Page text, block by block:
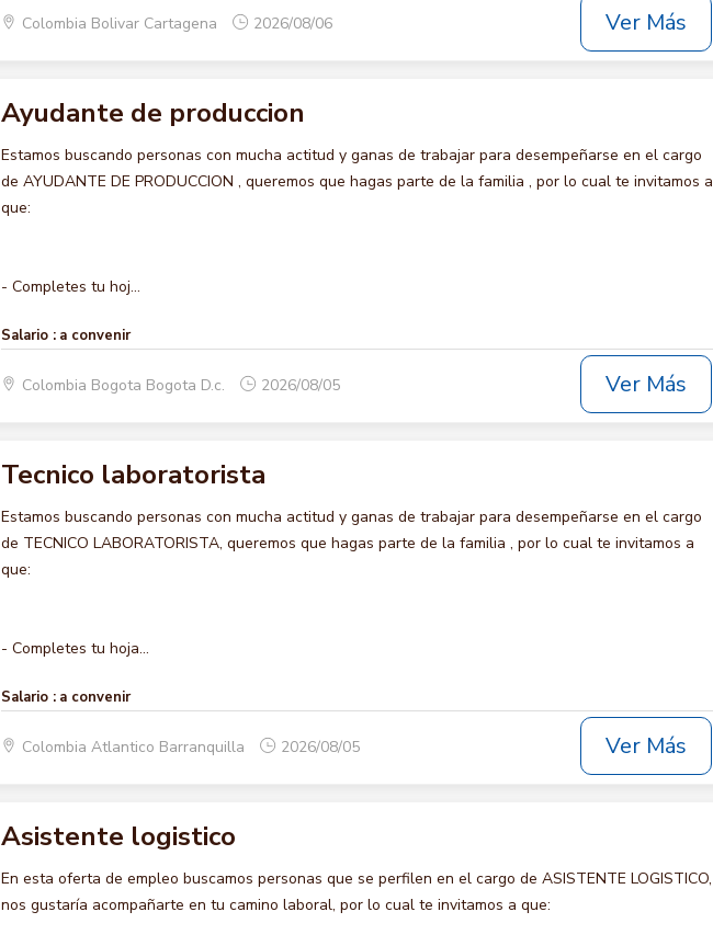
Colombia Bolivar Cartagena 2026/08/06 Ver Más
Ayudante de produccion
Estamos buscando personas con mucha actitud y ganas de trabajar para desempeñarse en el cargo
de AYUDANTE DE PRODUCCION , queremos que hagas parte de la familia , por lo cual te invitamos a
que:
- Completes tu hoj...
Salario : a convenir
Colombia Bogota Bogota D.c. 2026/08/05 Ver Más
Tecnico laboratorista
Estamos buscando personas con mucha actitud y ganas de trabajar para desempeñarse en el cargo
de TECNICO LABORATORISTA, queremos que hagas parte de la familia , por lo cual te invitamos a
que:
- Completes tu hoja...
Salario : a convenir
Colombia Atlantico Barranquilla 2026/08/05 Ver Más
Asistente logistico
En esta oferta de empleo buscamos personas que se perfilen en el cargo de ASISTENTE LOGISTICO,
nos gustaría acompañarte en tu camino laboral, por lo cual te invitamos a que: